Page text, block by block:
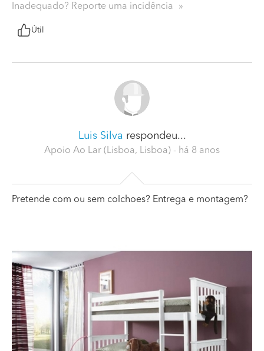
Inadequado? Reporte uma incidência
Útil
Luis Silva respondeu...
Apoio Ao Lar (Lisboa, Lisboa) - há 8 anos
Pretende com ou sem colchoes? Entrega e montagem?